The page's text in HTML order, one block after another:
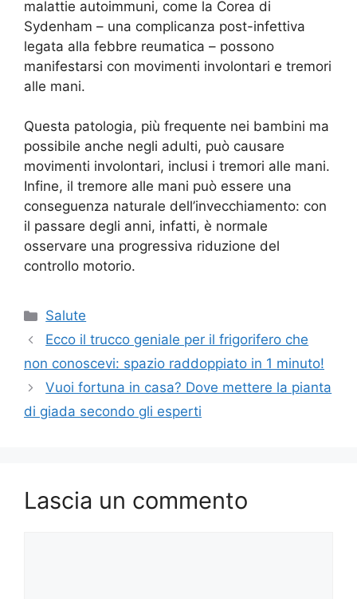
malattie autoimmuni, come la Corea di
Sydenham – una complicanza post-infettiva
legata alla febbre reumatica – possono
manifestarsi con movimenti involontari e tremori
alle mani.
Questa patologia, più frequente nei bambini ma
possibile anche negli adulti, può causare
movimenti involontari, inclusi i tremori alle mani.
Infine, il tremore alle mani può essere una
conseguenza naturale dell’invecchiamento: con
il passare degli anni, infatti, è normale
osservare una progressiva riduzione del
controllo motorio.
Categorie
Salute
Ecco il trucco geniale per il frigorifero che
non conoscevi: spazio raddoppiato in 1 minuto!
Vuoi fortuna in casa? Dove mettere la pianta
di giada secondo gli esperti
Lascia un commento